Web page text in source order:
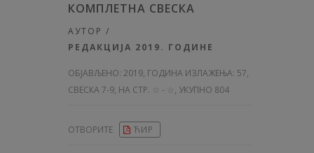
КОМПЛЕТНА СВЕСКА
АУТОР /
РЕДАКЦИЈА 2019. ГОДИНЕ
ОБЈАВЉЕНО: 2019, ГОДИНА ИЗЛАЖЕЊА: 57,
СВЕСКА 7-9, НА СТР. ☆ - ☆, УКУПНО 804
ОТВОРИТЕ ЋИР